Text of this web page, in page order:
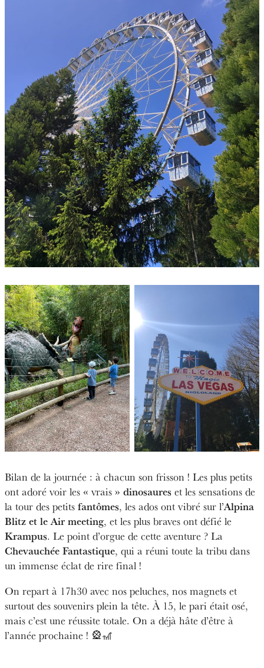
Bilan de la journée : à chacun son frisson ! Les plus petits
ont adoré voir les « vrais » dinosaures et les sensations de
la tour des petits fantômes, les ados ont vibré sur l’Alpina
Blitz et le Air meeting, et les plus braves ont défié le
Krampus. Le point d’orgue de cette aventure ? La
Chevauchée Fantastique, qui a réuni toute la tribu dans
un immense éclat de rire final !
On repart à 17h30 avec nos peluches, nos magnets et
surtout des souvenirs plein la tête. À 15, le pari était osé,
mais c’est une réussite totale. On a déjà hâte d’être à
l’année prochaine ! 🎡🎢